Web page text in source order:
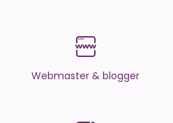
Webmaster & blogger